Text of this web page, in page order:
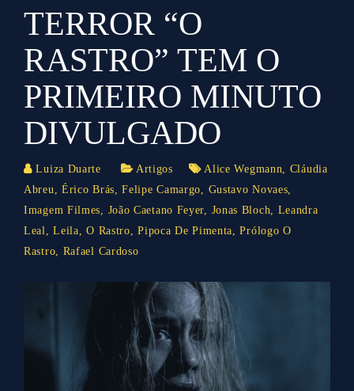
TERROR “O
RASTRO” TEM O
PRIMEIRO MINUTO
DIVULGADO
Luiza Duarte Artigos Alice Wegmann, Cláudia
Abreu, Érico Brás,Felipe Camargo, Gustavo Novaes,
Imagem Filmes, João Caetano Feyer, Jonas Bloch, Leandra
Leal,Leila,O Rastro,Pipoca De Pimenta,Prólogo O
Rastro, Rafael Cardoso